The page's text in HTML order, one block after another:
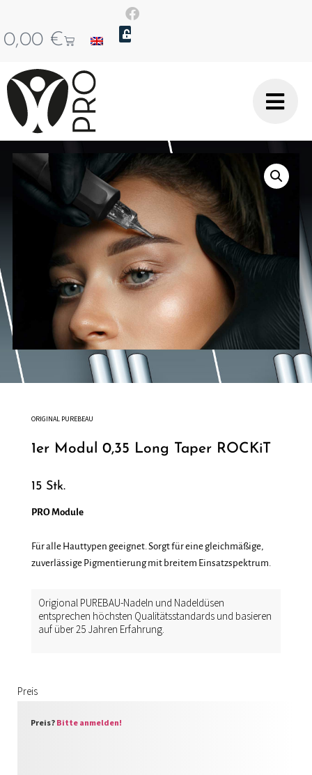
0,00 €
ORIGINAL PUREBEAU
1er Modul 0,35 Long Taper ROCKiT
15 Stk.
PRO Module
Für alle Hauttypen geeignet. Sorgt für eine gleichmäßige,
zuverlässige Pigmentierung mit breitem Einsatzspektrum.
Origional PUREBAU-Nadeln und Nadeldüsen
entsprechen höchsten Qualitätsstandards und basieren
auf über 25 Jahren Erfahrung.
Preis
Preis? Bitte anmelden!